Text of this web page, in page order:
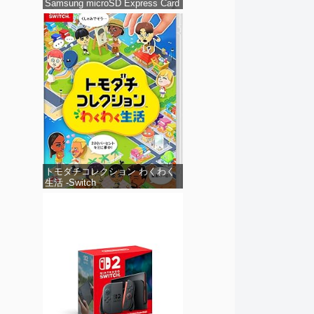
Samsung microSD Express Card
256GB for Nintendo Switch 2（サ
ムスン マイクロSDエクスプレス
カード 256GB）
トモダチコレクション わくわく
生活 -Switch